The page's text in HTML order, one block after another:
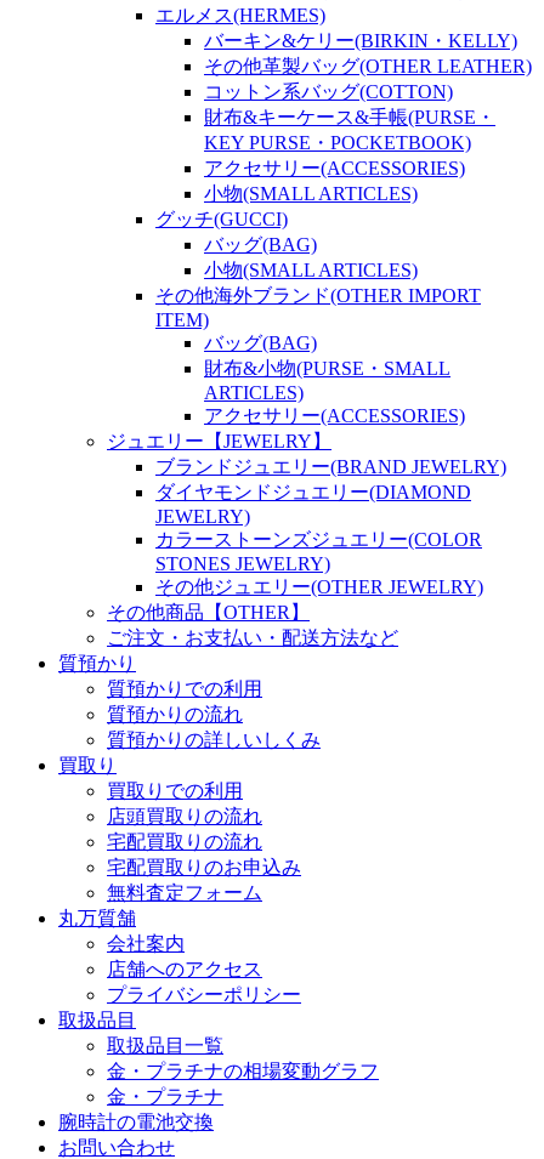
エルメス(HERMES)
バーキン&ケリー(BIRKIN・KELLY)
その他革製バッグ(OTHER LEATHER)
コットン系バッグ(COTTON)
財布&キーケース&手帳(PURSE・
KEY PURSE・POCKETBOOK)
アクセサリー(ACCESSORIES)
小物(SMALL ARTICLES)
グッチ(GUCCI)
バッグ(BAG)
小物(SMALL ARTICLES)
その他海外ブランド(OTHER IMPORT
ITEM)
バッグ(BAG)
財布&小物(PURSE・SMALL
ARTICLES)
アクセサリー(ACCESSORIES)
ジュエリー【JEWELRY】
ブランドジュエリー(BRAND JEWELRY)
ダイヤモンドジュエリー(DIAMOND
JEWELRY)
カラーストーンズジュエリー(COLOR
STONES JEWELRY)
その他ジュエリー(OTHER JEWELRY)
その他商品【OTHER】
ご注文・お支払い・配送方法など
質預かり
質預かりでの利用
質預かりの流れ
質預かりの詳しいしくみ
買取り
買取りでの利用
店頭買取りの流れ
宅配買取りの流れ
宅配買取りのお申込み
無料査定フォーム
丸万質舗
会社案内
店舗へのアクセス
プライバシーポリシー
取扱品目
取扱品目一覧
金・プラチナの相場変動グラフ
金・プラチナ
腕時計の電池交換
お問い合わせ